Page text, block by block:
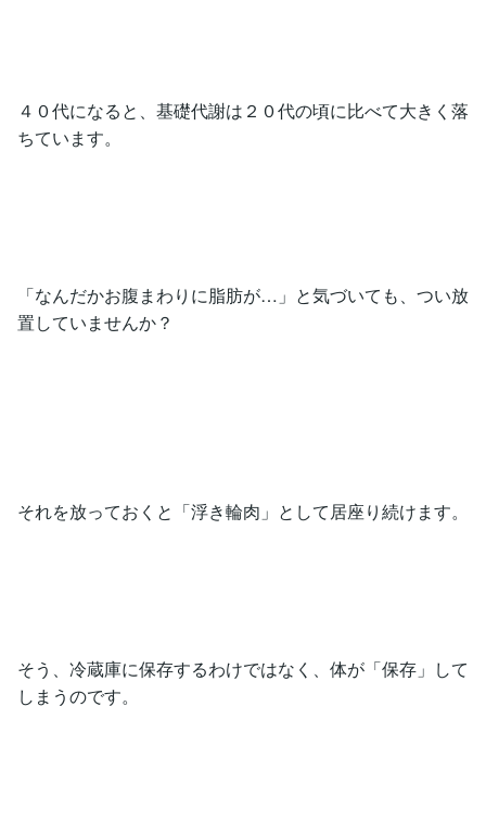
４０代になると、基礎代謝は２０代の頃に比べて大きく落
ちています。
「なんだかお腹まわりに脂肪が…」と気づいても、つい放
置していませんか？
それを放っておくと「浮き輪肉」として居座り続けます。
そう、冷蔵庫に保存するわけではなく、体が「保存」して
しまうのです。